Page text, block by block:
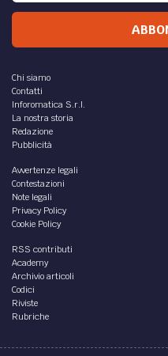
Chi siamo
Contatti
Inforomatica S.r.l.
La nostra storia
Redazione
Pubblicità
Avvertenze legali
Contestazioni
Note legali
Privacy Policy
Cookie Policy
RSS contributi
Academy
Archivio articoli
Codici
Riviste
Rubriche